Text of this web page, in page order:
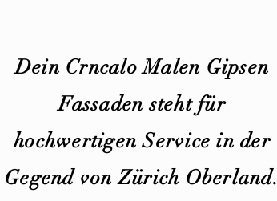
Dein Crncalo Malen Gipsen
Fassaden steht für
hochwertigen Service in der
Gegend von Zürich Oberland.